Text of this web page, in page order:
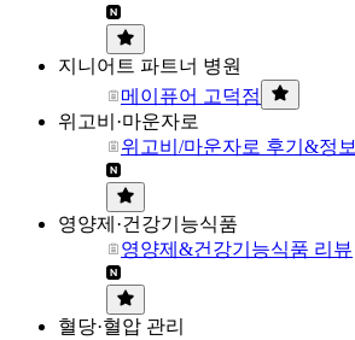
지니어트 파트너 병원
메이퓨어 고덕점
위고비·마운자로
위고비/마운자로 후기&정보
영양제·건강기능식품
영양제&건강기능식품 리뷰
혈당·혈압 관리